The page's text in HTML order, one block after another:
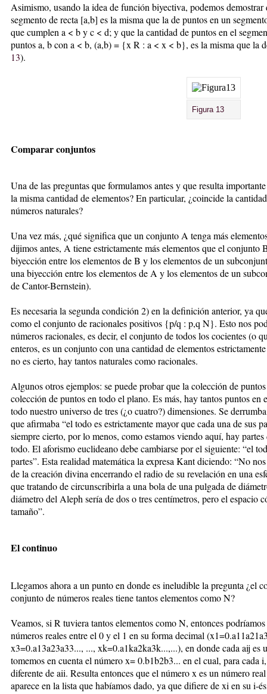
Asimismo, usando la idea de función biyectiva, podemos
segmento de recta [a,b] es la misma que la de puntos en un
que cumplen a < b y c < d; y que la cantidad de puntos en el
puntos a, b con a < b, (a,b) = {x R : a < x < b}, es la misma que la
13).
Figura 13
Comparar conjuntos
Una de las preguntas que formulamos antes y que resulta
la misma cantidad de elementos? En particular, ¿coincide la
números naturales?
Una vez más, ¿qué significa que un conjunto A tenga más
dijimos antes, A tiene estrictamente más elementos que el conjunto
biyección entre los elementos de B y los elementos de un
una biyección entre los elementos de A y los elementos de un
de Cantor-Bernstein).
Es necesaria la segunda condición 2) en la definición anterior, ya
como el conjunto de racionales positivos {p/q : p,q N}. Esto nos
números racionales, es decir, el conjunto de todos los cocientes (o
enteros, es un conjunto con una cantidad de elementos
no es cierto, hay tantos naturales como racionales.
Algunos otros ejemplos: se puede probar que la colección de
colección de puntos en todo el plano. Es más, hay tantos puntos
todo nuestro universo de tres (¿o cuatro?) dimensiones. Se
que afirmaba “el todo es estrictamente mayor que cada una de sus
siempre cierto, por lo menos, como estamos viendo aquí, hay
todo. El aforismo euclideano debe cambiarse por el siguiente: “el
partes”. Esta realidad matemática la expresa Kant diciendo: “No
de la creación divina encerrando el radio de su revelación en una
que tratando de circunscribirla a una bola de una pulgada de
diámetro del Aleph sería de dos o tres centímetros, pero el espacio
tamaño”.
El continuo
Llegamos ahora a un punto en donde es ineludible la pregunta ¿el
conjunto de números reales tiene tantos elementos como N?
Veamos, si R tuviera tantos elementos como N, entonces
números reales entre el 0 y el 1 en su forma decimal
x3=0.a13a23a33..., ..., xk=0.a1ka2ka3k...,...), en donde cada aij es
tomemos en cuenta el número x= 0.b1b2b3... en el cual, para cada
diferente de aii. Resulta entonces que el número x es un número
aparece en la lista que habíamos dado, ya que difiere de xi en su i-